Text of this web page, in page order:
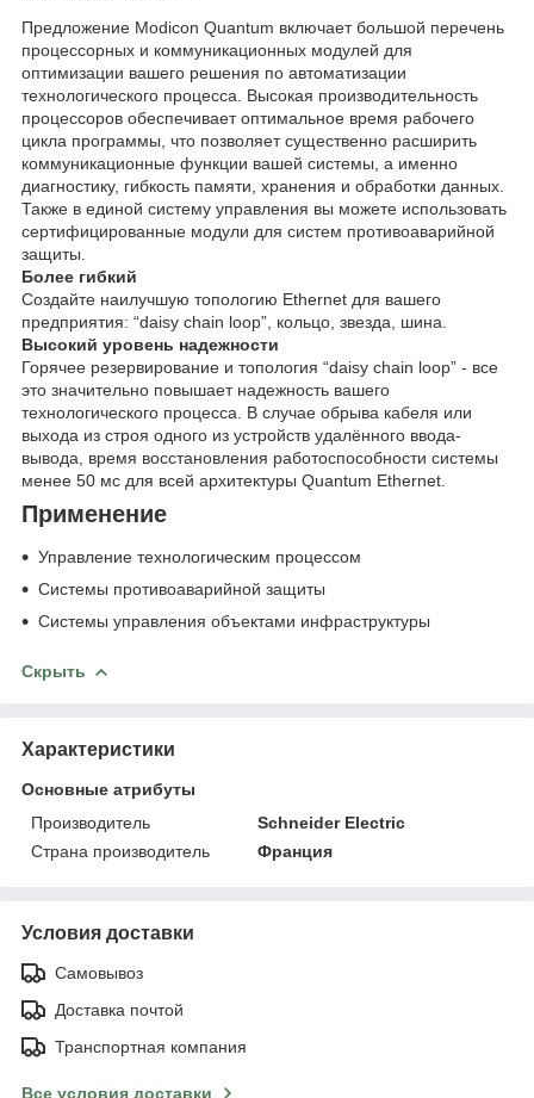
Предложение Modicon Quantum включает большой перечень
процессорных и коммуникационных модулей для
оптимизации вашего решения по автоматизации
технологического процесса. Высокая производительность
процессоров обеспечивает оптимальное время рабочего
цикла программы, что позволяет существенно расширить
коммуникационные функции вашей системы, а именно
диагностику, гибкость памяти, хранения и обработки данных.
Также в единой систему управления вы можете использовать
сертифицированные модули для систем противоаварийной
защиты.
Более гибкий
Создайте наилучшую топологию Ethernet для вашего
предприятия: “daisy chain loop”, кольцо, звезда, шина.
Высокий уровень надежности
Горячее резервирование и топология “daisy chain loop” - все
это значительно повышает надежность вашего
технологического процесса. В случае обрыва кабеля или
выхода из строя одного из устройств удалённого ввода-
вывода, время восстановления работоспособности системы
менее 50 мс для всей архитектуры Quantum Ethernet.
Применение
Управление технологическим процессом
Системы противоаварийной защиты
Системы управления объектами инфраструктуры
Скрыть
Характеристики
Основные атрибуты
Производитель
Schneider Electric
Страна производитель
Франция
Условия доставки
Самовывоз
Доставка почтой
Транспортная компания
Все условия доставки